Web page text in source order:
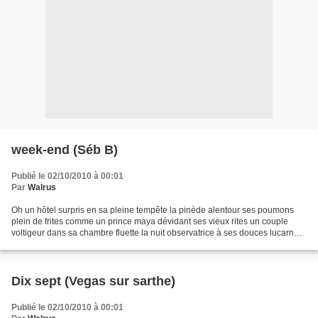
week-end (Séb B)
Publié le 02/10/2010 à 00:01
Par Walrus
Oh un hôtel surpris en sa pleine tempête la pinède alentour ses poumons
plein de frites comme un prince maya dévidant ses vieux rites un couple
voltigeur dans sa chambre fluette la nuit observatrice à ses douces lucarnes
Dix sept (Vegas sur sarthe)
Publié le 02/10/2010 à 00:01